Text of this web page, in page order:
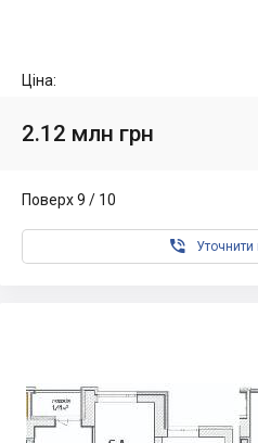
Ціна:
2.12 млн грн
Поверх 9 / 10
 Уточнити